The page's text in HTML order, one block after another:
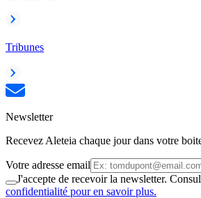
Tribunes
Newsletter
Recevez Aleteia chaque jour dans votre
Votre adresse email
J'accepte de recevoir la newsletter.
confidentialité pour en savoir plus.